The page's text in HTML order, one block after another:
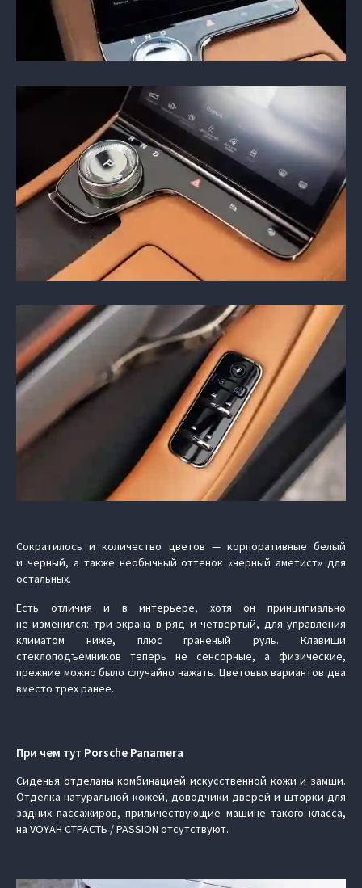
Сократилось и количество цветов — корпоративные белый
и черный, а также необычный оттенок «черный аметист» для
остальных.
Есть отличия и в интерьере, хотя он принципиально
не изменился: три экрана в ряд и четвертый, для управления
климатом ниже, плюс граненый руль. Клавиши
стеклоподъемников теперь не сенсорные, а физические,
прежние можно было случайно нажать. Цветовых вариантов два
вместо трех ранее.
При чем тут Porsche Panamera
Сиденья отделаны комбинацией искусственной кожи и замши.
Отделка натуральной кожей, доводчики дверей и шторки для
задних пассажиров, приличествующие машине такого класса,
на VOYAH СТРАСТЬ / PASSION отсутствуют.